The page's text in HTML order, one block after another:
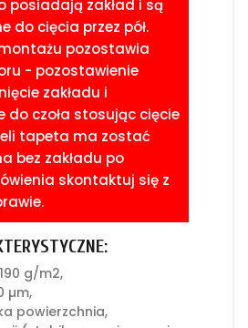
posiadają zakład i są
do cięcia przez pół.
pozostawia
- pozostawienie
zakładu i
do czoła stosując cięcie
tapeta ma zostać
bez zakładu po
skontaktuj się z
g/m2,
µm,
powierzchnia,